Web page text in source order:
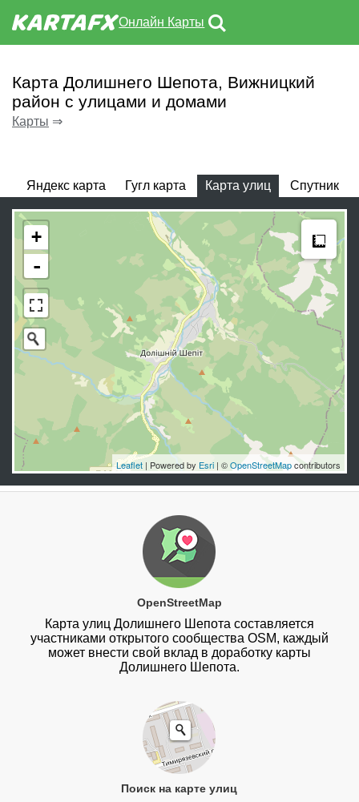
Онлайн Карты
Карта Долишнего Шепота, Вижницкий
район с улицами и домами
Карты ⇒
Яндекс карта Гугл карта Карта улиц Спутник
+
-
Leaflet | Powered by Esri | ©OpenStreetMapcontributors
OpenStreetMap
Карта улиц Долишнего Шепота составляется
участниками открытого сообщества OSM, каждый
может внести свой вклад в доработку карты
Долишнего Шепота.
Поиск на карте улиц